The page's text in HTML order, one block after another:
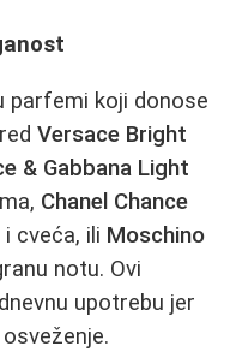
parfemi koji donose
Versace Bright
& Gabbana Light
Chanel Chance
cveća, ili Moschino
notu. Ovi
upotrebu jer